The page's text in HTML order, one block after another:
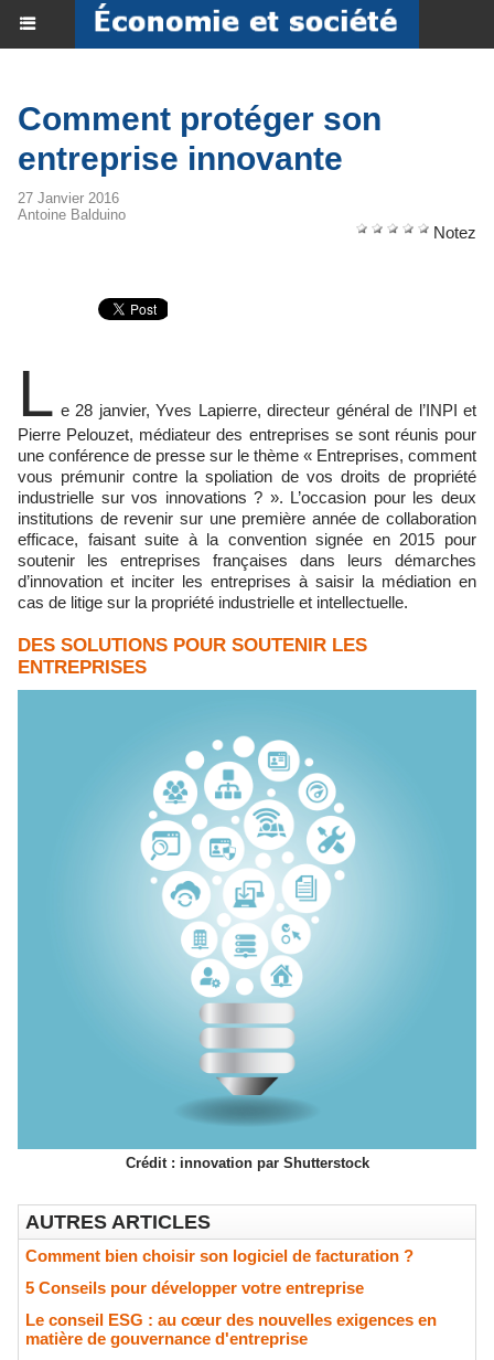
Comment protéger son
entreprise innovante
27 Janvier 2016
Antoine Balduino
Notez
L e 28 janvier, Yves Lapierre, directeur général de l’INPI et
Pierre Pelouzet, médiateur des entreprises se sont réunis pour
une conférence de presse sur le thème « Entreprises, comment
vous prémunir contre la spoliation de vos droits de propriété
industrielle sur vos innovations ? ». L’occasion pour les deux
institutions de revenir sur une première année de collaboration
efficace, faisant suite à la convention signée en 2015 pour
soutenir les entreprises françaises dans leurs démarches
d’innovation et inciter les entreprises à saisir la médiation en
cas de litige sur la propriété industrielle et intellectuelle.
DES SOLUTIONS POUR SOUTENIR LES
ENTREPRISES
Crédit : innovation par Shutterstock
AUTRES ARTICLES
Comment bien choisir son logiciel de facturation ?
5 Conseils pour développer votre entreprise
Le conseil ESG : au cœur des nouvelles exigences en
matière de gouvernance d'entreprise